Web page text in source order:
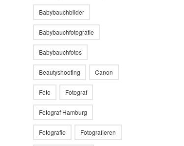
Babybauchbilder
Babybauchfotografie
Babybauchfotos
Beautyshooting Canon
Foto Fotograf
Fotograf Hamburg
Fotografie Fotografieren